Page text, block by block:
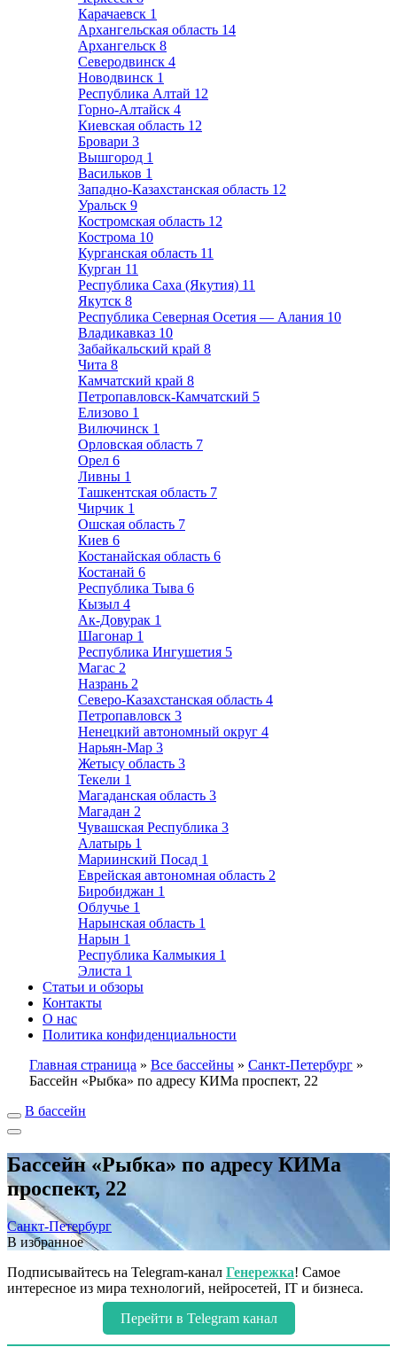
Карачаевск 1
Архангельская область 14
Архангельск 8
Северодвинск 4
Новодвинск 1
Республика Алтай 12
Горно-Алтайск 4
Киевская область 12
Бровари 3
Вышгород 1
Васильков 1
Западно-Казахстанская область 12
Уральск 9
Костромская область 12
Кострома 10
Курганская область 11
Курган 11
Республика Саха (Якутия) 11
Якутск 8
Республика Северная Осетия — Алания 10
Владикавказ 10
Забайкальский край 8
Чита 8
Камчатский край 8
Петропавловск-Камчатский 5
Елизово 1
Вилючинск 1
Орловская область 7
Орел 6
Ливны 1
Ташкентская область 7
Чирчик 1
Ошская область 7
Киев 6
Костанайская область 6
Костанай 6
Республика Тыва 6
Кызыл 4
Ак-Довурак 1
Шагонар 1
Республика Ингушетия 5
Магас 2
Назрань 2
Северо-Казахстанская область 4
Петропавловск 3
Ненецкий автономный округ 4
Нарьян-Мар 3
Жетысу область 3
Текели 1
Магаданская область 3
Магадан 2
Чувашская Республика 3
Алатырь 1
Мариинский Посад 1
Еврейская автономная область 2
Биробиджан 1
Облучье 1
Нарынская область 1
Нарын 1
Республика Калмыкия 1
Элиста 1
Статьи и обзоры
Контакты
О нас
Политика конфиденциальности
Главная страница » Все бассейны » Санкт-Петербург »
Бассейн «Рыбка» по адресу КИМа проспект, 22
В бассейн
Бассейн «Рыбка» по адресу КИМа
проспект, 22
Санкт-Петербург
В избранное
Подписывайтесь на Telegram-канал Генережка! Самое
интересное из мира технологий, нейросетей, IT и бизнеса.
Перейти в Telegram канал